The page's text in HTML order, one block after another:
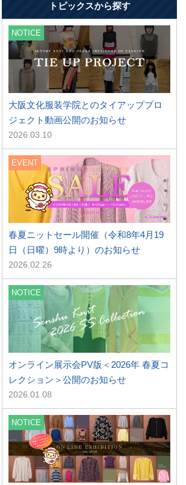
トピックスから探す
NOTICE
大阪文化服装学院とのタイアッププロ
ジェクト動画公開のお知らせ
2026.03.10
EVENT
春夏ニットセール開催（令和8年4月19
日（日曜）9時より）のお知らせ
2026.02.26
NOTICE
オンライン展示会PV版＜2026年 春夏コ
レクション＞公開のお知らせ
2026.01.08
NOTICE